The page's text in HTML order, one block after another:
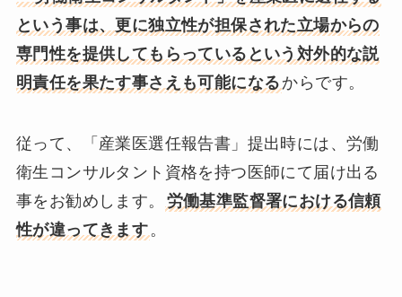
という事は、更に独立性が担保された立場からの
専門性を提供してもらっているという対外的な説
明責任を果たす事さえも可能になる からです。
従って、「産業医選任報告書」提出時には、労働
衛生コンサルタント資格を持つ医師にて届け出る
事をお勧めします。
労働基準監督署における信頼
性が違ってきます 。